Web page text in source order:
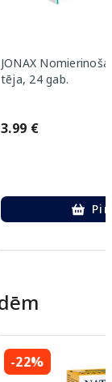
JONAX
tēja, 24 gab.
3.99 €
-22%